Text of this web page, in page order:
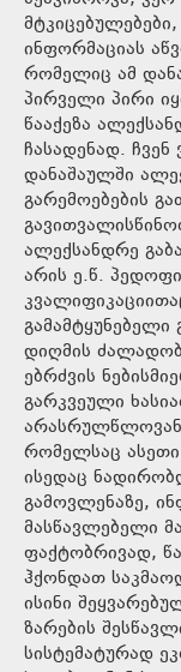
ინფორმაციას
რომელიც ამ
პირველი პირი
წააქეზა
ჩასადენად. ჩვენ
დანაშაულში
გარემოებების
ალექსანდრე
არის ე.წ.
გამამტყუნებელი
დიღმის
ებრძვის
გარკვეული
რომელსაც
ისედაც
გამოვლენაზე,
მასწავლებელი
ფაქტობრივად,
ჰქონდათ
ისინი
ზარების
სისტემატურად